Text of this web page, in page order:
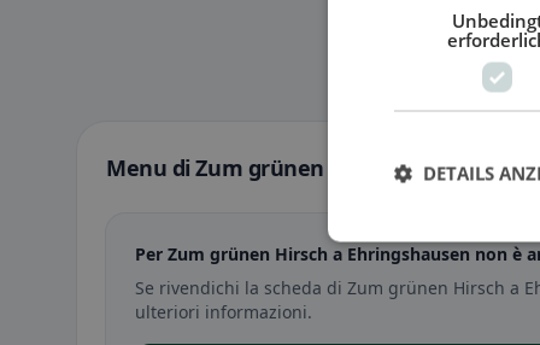
Menu di Zum grünen Hirsch a
Per Zum grünen Hirsch a Ehringshausen non è
Se rivendichi la scheda di Zum grünen Hirsch a
ulteriori informazioni.
DETAILS